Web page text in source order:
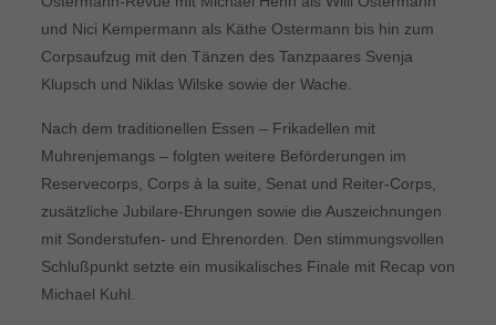
und Nici Kempermann als Käthe Ostermann bis hin zum
Corpsaufzug mit den Tänzen des Tanzpaares Svenja
Klupsch und Niklas Wilske sowie der Wache.
Nach dem traditionellen Essen – Frikadellen mit
Muhrenjemangs – folgten weitere Beförderungen im
Reservecorps, Corps à la suite, Senat und Reiter-Corps,
zusätzliche Jubilare-Ehrungen sowie die Auszeichnungen
mit Sonderstufen- und Ehrenorden. Den stimmungsvollen
Schlußpunkt setzte ein musikalisches Finale mit Recap von
Michael Kuhl.